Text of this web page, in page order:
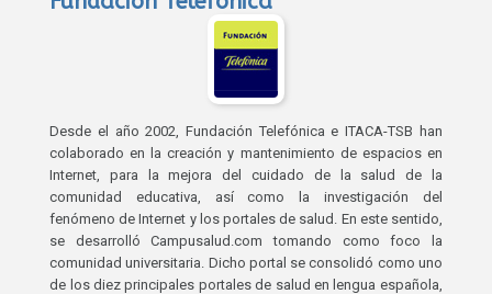
Desde el año 2002, Fundación Telefónica e ITACA-TSB han
colaborado en la creación y mantenimiento de espacios en
Internet, para la mejora del cuidado de la salud de la
comunidad educativa, así como la investigación del
fenómeno de Internet y los portales de salud. En este sentido,
se desarrolló Campusalud.com tomando como foco la
comunidad universitaria. Dicho portal se consolidó como uno
de los diez principales portales de salud en lengua española,